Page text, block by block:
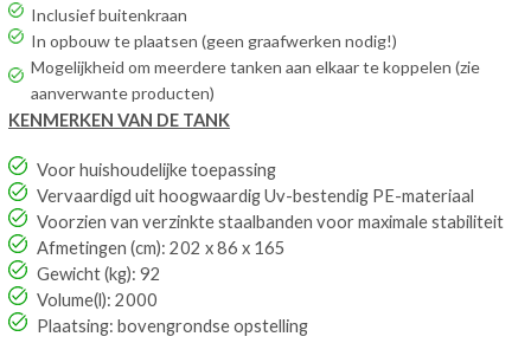
Inclusief buitenkraan
In opbouw te plaatsen (geen graafwerken nodig!)
Mogelijkheid om meerdere tanken aan elkaar te koppelen (zie
aanverwante producten)
KENMERKEN VAN DE TANK
Voor huishoudelijke toepassing
Vervaardigd uit hoogwaardig Uv-bestendig PE-materiaal
Voorzien van verzinkte staalbanden voor maximale stabiliteit
Afmetingen (cm): 202 x 86 x 165
Gewicht (kg): 92
Volume(l): 2000
Plaatsing: bovengrondse opstelling